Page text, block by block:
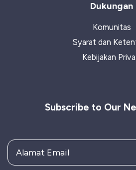
Dukungan
Komunitas
Syarat dan
Kebijakan
Subscribe to Our